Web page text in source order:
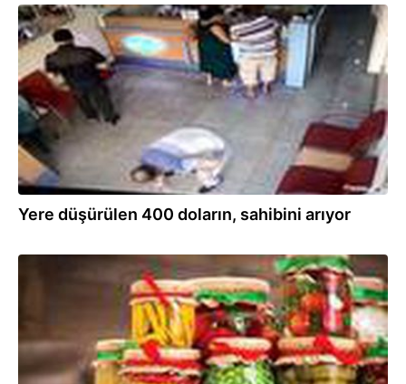
14.10.2020
Yere düşürülen 400 doların, sahibini arıyor